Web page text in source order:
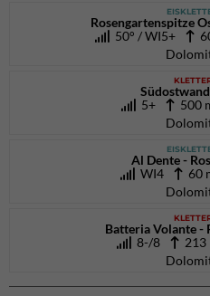
Rosengartenspitze
50° / WI5+
5+
500
Al Dente -
WI4
60
Batteria Volante -
8-/8
213